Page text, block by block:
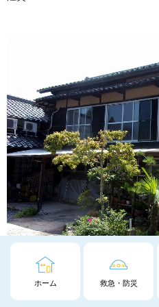
ホーム 救急・防災
25.光雲窯煙突（景資第2-